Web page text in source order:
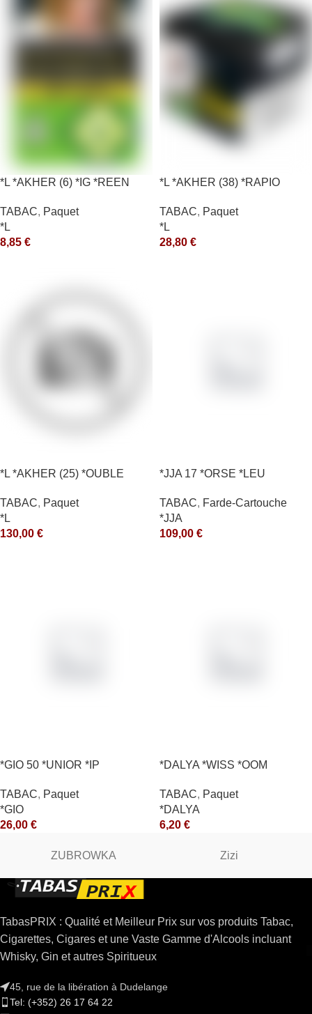
*L *AKHER (6) *IG *REEN
TABAC, Paquet
*L
8,85 €
*L *AKHER (38) *RAPIO
TABAC, Paquet
*L
28,80 €
*L *AKHER (25) *OUBLE
TABAC, Paquet
*L
130,00 €
*JJA 17 *ORSE *LEU
TABAC, Farde-Cartouche
*JJA
109,00 €
*GIO 50 *UNIOR *IP
TABAC, Paquet
*GIO
26,00 €
*DALYA *WISS *OOM
TABAC, Paquet
*DALYA
6,20 €
ZUBROWKA Zizi
TabasPRIX : Qualité et Meilleur Prix sur vos produits Tabac,
Cigarettes, Cigares et une Vaste Gamme d'Alcools incluant
Whisky, Gin et autres Spiritueux
45, rue de la libération à Dudelange
Tel: (+352) 26 17 64 22